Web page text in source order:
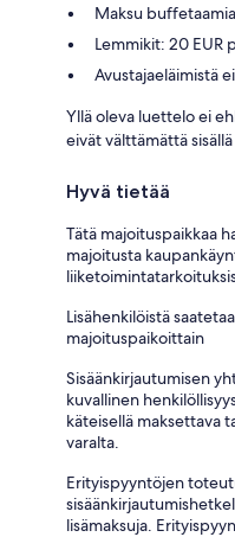
Maksu
Lemmikit: 20 EUR
Avustajaeläimistä
Yllä oleva luettelo ei
eivät välttämättä
Hyvä tietää
Tätä majoituspaikkaa
majoitusta
Lisähenkilöistä
majoituspaikoittain
Sisäänkirjautumisen
kuvallinen
käteisellä maksettava
varalta.
Erityispyyntöjen
lisämaksuja.